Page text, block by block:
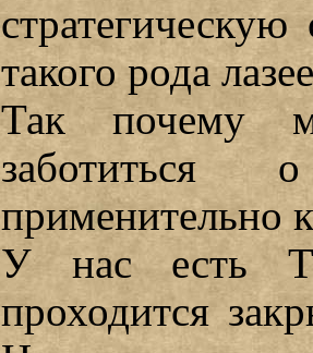
такого рода
Так почему
заботиться
применительно
У нас есть
проходится